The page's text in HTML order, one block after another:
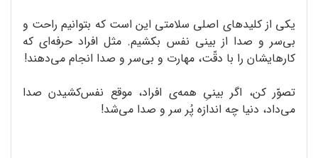
یکی از کلیدهای اصلی سلامتی این است که بتوانیم راحت و
بی‌‌سر و صدا از بینی نفس بکشیم. مثل افراد حرفه‌ای که
کارهایشان را با دقّت، مهارت و بی‌سر و صدا انجام می‌دهند!
تصوّر کن، اگر بینیِ همه‌ى افراد، موقع نفس‌کشیدن صدا
می‌داد، دنیا چه اندازه پُر سر و صدا می‌شد!